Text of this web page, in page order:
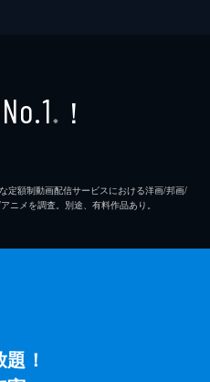
No.1 ※ ！
定額制動画配信サービスにおける洋画/邦画/
ニメを調査。別途、有料作品あり。
！